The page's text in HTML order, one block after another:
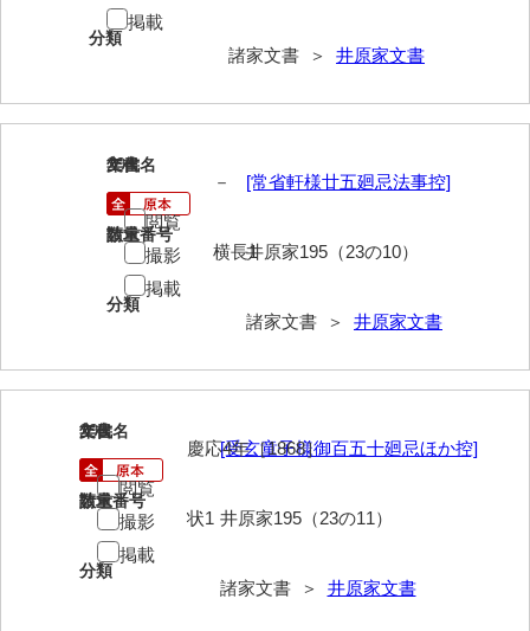
神田一・二宮関係文書
岸村家文書
木津屋家文書
木梨家文書
木原家文書
木村家文書
木村家文書（山口市）
木村一人文書
清川家文書
清末毛利家文書
分類
諸家文書 ＞ 井原家文書
掲載
294
文書名
[常省軒様廿五廻忌法事控]
請求番号
井原家195（23の10）
分類
諸家文書 ＞ 井原家文書
年代
－
数量
横長1
閲覧
撮影
掲載
295
文書名
[受玄童子様御百五十廻忌ほか控]
請求番号
井原家195（23の11）
分類
諸家文書 ＞ 井原家文書
年代
慶応4年［1868］
数量
状1
閲覧
撮影
掲載